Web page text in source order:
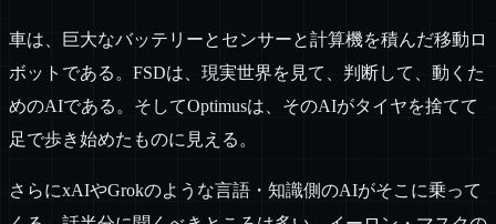
車は、巨大なバッテリーとセンサーと計算機を積んだ移動ロ
ボットである。FSDは、現実世界を見て、判断して、動くた
めのAIである。そしてOptimusは、そのAIがタイヤを捨てて
足で歩き始めたものに見える。
さらにxAIやGrokのような言語・知識側のAIがそこに乗って